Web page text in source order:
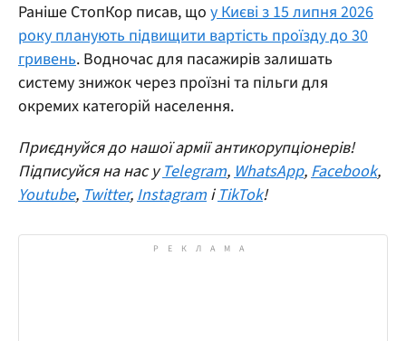
Раніше СтопКор писав, що у Києві з 15 липня 2026
року планують підвищити вартість проїзду до 30
гривень. Водночас для пасажирів залишать
систему знижок через проїзні та пільги для
окремих категорій населення.
Приєднуйся до нашої армії антикорупціонерів!
Підписуйся на нас уTelegram,WhatsApp,Facebook,
Youtube,Twitter,Instagram іTikTok!